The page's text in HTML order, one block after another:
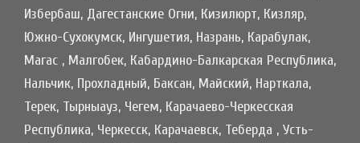
Избербаш, Дагестанские Огни, Кизилюрт, Кизляр,
Южно-Сухокумск, Ингушетия, Назрань, Карабулак,
Магас , Малгобек, Кабардино-Балкарская Республика,
Нальчик, Прохладный, Баксан, Майский, Нарткала,
Терек, Тырныауз, Чегем, Карачаево-Черкесская
Республика, Черкесск, Карачаевск, Теберда , Усть-